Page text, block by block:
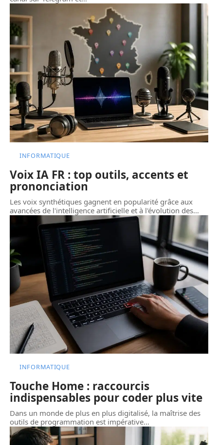
INFORMATIQUE
Voix IA FR : top outils, accents et
prononciation
Les voix synthétiques gagnent en popularité grâce aux
avancées de l'intelligence artificielle et à l'évolution des…
INFORMATIQUE
Touche Home : raccourcis
indispensables pour coder plus vite
Dans un monde de plus en plus digitalisé, la maîtrise des
outils de programmation est impérative…